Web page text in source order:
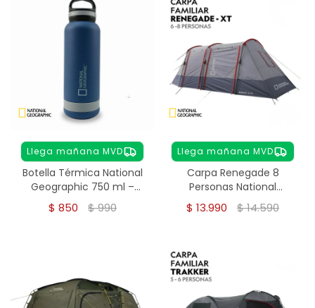
Llega mañana MVD
Botella Térmica National
Geographic 750 ml –
Acero Inoxidable
$ 850 $990
Llega mañana MVD
Carpa Renegade 8
Personas National
Geographic
$ 13.990 $14.590